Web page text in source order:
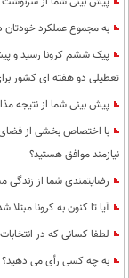
به مجموع عملکرد خودتان در سال 1400 چه
پیک ششم کرونا رسید و
تعطیلی دو هفته ای کشور
پیش بینی شما از نتیجه
با اختصاص بخشی از فضای
نیازمند موافق هستید؟
رضایتمندی شما از زندگی
آیا تا کنون به کرونا مبتلا
لطفا کسانی که در
به چه کسی رأی می دهید؟